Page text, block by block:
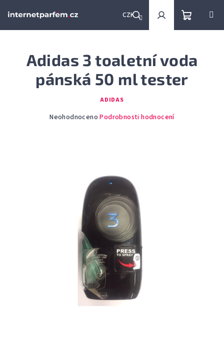
CZK
Hledat PřihlášeníNákupní
košík
Adidas 3 toaletní voda
pánská 50 ml tester
ADIDAS
Průměrné
Neohodnoceno Podrobnosti hodnocení